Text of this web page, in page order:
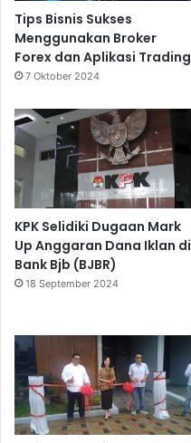
Tips Bisnis Sukses
Menggunakan Broker
Forex dan Aplikasi Trading
7 Oktober 2024
KPK Selidiki Dugaan Mark
Up Anggaran Dana Iklan di
Bank Bjb (BJBR)
18 September 2024